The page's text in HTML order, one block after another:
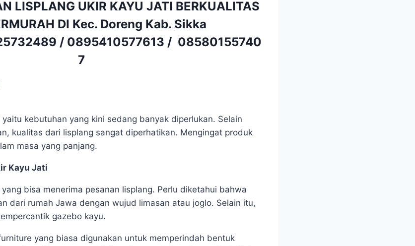
LISPLANG UKIR KAYU JATI BERKUALITAS
DI Kec. Doreng Kab. Sikka
/ 0895410577613 / 08580155740
7
kebutuhan yang kini sedang banyak diperlukan. Selain
kualitas dari lisplang sangat diperhatikan. Mengingat produk
masa yang panjang.
Kayu Jati
bisa menerima pesanan lisplang. Perlu diketahui bahwa
dari rumah Jawa dengan wujud limasan atau joglo. Selain itu,
gazebo kayu.
yang biasa digunakan untuk memperindah bentuk